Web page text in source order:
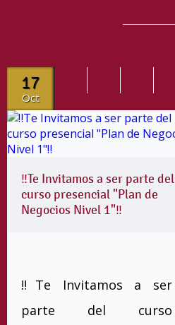
17
Oct
‼️Te Invitamos a ser parte del
curso presencial "Plan de
Negocios Nivel 1"‼️
‼️Te Invitamos a ser
parte del curso